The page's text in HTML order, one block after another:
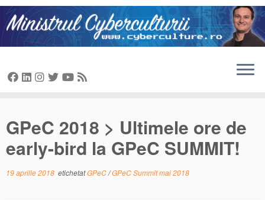
Sari
la
conținut
GPeC 2018 > Ultimele ore de
early-bird la GPeC SUMMIT!
19 aprilie 2018 etichetatGPeC/GPeC Summit mai 2018